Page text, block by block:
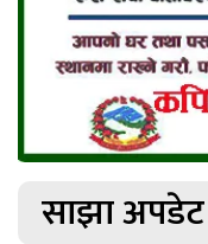
साझा अपडेट